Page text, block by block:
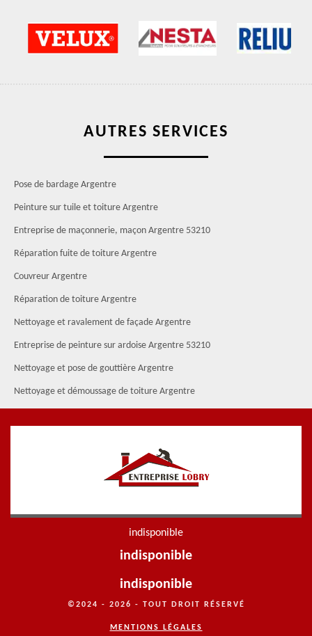
AUTRES SERVICES
Pose de bardage Argentre
Peinture sur tuile et toiture Argentre
Entreprise de maçonnerie, maçon Argentre 53210
Réparation fuite de toiture Argentre
Couvreur Argentre
Réparation de toiture Argentre
Nettoyage et ravalement de façade Argentre
Entreprise de peinture sur ardoise Argentre 53210
Nettoyage et pose de gouttière Argentre
Nettoyage et démoussage de toiture Argentre
indisponible
indisponible
indisponible
©2024 - 2026 - TOUT DROIT RÉSERVÉ
MENTIONS LÉGALES